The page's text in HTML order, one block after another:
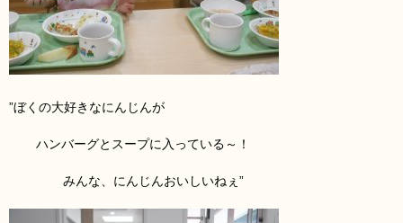
”ぼくの大好きなにんじんが
ハンバーグとスープに入っている～！
みんな、にんじんおいしいねぇ”